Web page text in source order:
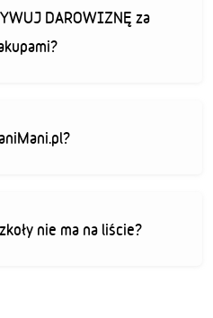
DAROWIZNĘ za
nie ma na liście?